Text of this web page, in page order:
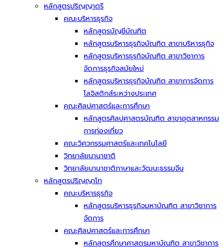
หลักสูตรปริญญาตรี
คณะบริหารธุรกิจ
หลักสูตรบัญชีบัณฑิต
หลักสูตรบริหารธุรกิจบัณฑิต สาขาบริหารธุกิจ
หลักสูตรบริหารธุรกิจบัณฑิต สาขาวิชาการ
จัดการธุรกิจสมัยใหม่
หลักสูตรบริหารธุรกิจบัณฑิต สาขาการจัดการ
โลจิสติกส์ระหว่างประเทศ
คณะศิลปศาสตร์และการศึกษา
หลักสูตรศิลปศาสตรบัณฑิต สาขาอุตสาหกรรม
การท่องเที่ยว
คณะวิศวกรรมศาสตร์และเทคโนโลยี
วิทยาลัยนานาชาติ
วิทยาลัยนานาชาติภาษาและวัฒนะธรรมจีน
หลักสูตรปริญญาโท
คณะบริหารธุรกิจ
หลักสูตรบริหารธุรกิจมหาบัณฑิต สาขาวิชาการ
จัดการ
คณะศิลปศาสตร์และการศึกษา
หลักสูตรศึกษาศาสตรมหาบัณฑิต สาขาวิชาการ